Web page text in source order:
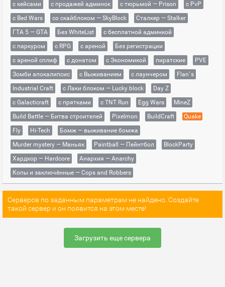
с кейсами
с продажей админок с тюрьмой — Prison
с PvP
с Bed Wars
со скайблоком — SkyBlock
Сталкер — Stalker
ГТА 5 — GTA
Без WhiteList
с бесплатной админкой
с паркуром
с RPG с ареной
Без регистрации
с ареной сплиф
с донатом с Экономикой пиратские
PVE
Зомби апокалипсис
с Выживанием с лаунчером
Flan`s
Industrial Craft
с Лаки блоком — Lucky block
Day Z
с Galacticraft
с прятками с TNT Run Egg Wars
MineZ
Build Battle — Битва строителей
Pixelmon BuildCraft
Quake
Fly
Hi-Tech
Бомж — выживание бомжа
Murder mystery — Маньяк
Paintball — Пейнтбол
BlockParty
Хардкор — Hardcore
Анархия — Anarchy
Копы и заключённые — Cops and Robbers
Серверов по заданным параметрам не найдено. Создайте
такой сервер и он появится на этом месте!
Загрузить еще сервера